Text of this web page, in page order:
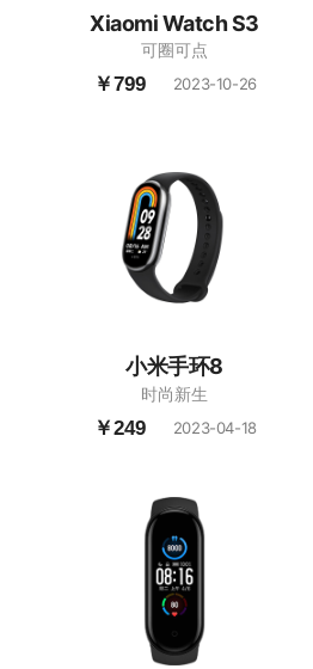
Xiaomi Watch S3
可圈可点
￥799 2023-10-26
小米手环8
时尚新生
￥249 2023-04-18